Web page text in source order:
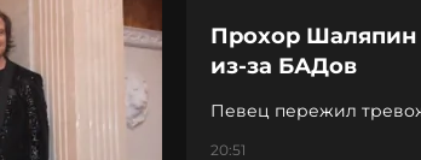
Прохор Шаляпин
из-за БАДов
Певец пережил
20:51